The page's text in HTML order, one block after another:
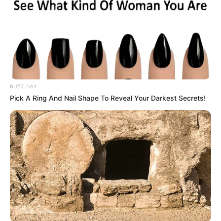
νοσηλευόταν διασωληνωμένη πέθανε το
Η αδελφή της συνεχίζει να νοσηλεύεται, αλλά
σε καλύτερη κατάσταση.
Στο σημείο είχαν σπεύσει άμεσα αστυνομικές
δυνάμεις που βοήθησαν στον απεγκλωβισμό
των δύο γυναικών, ισχυρές δυνάμεις της
πυροσβεστικής που έδωσαν σκληρή μάχη με
τις φλόγες και ασθενοφόρο του ΕΚΑΒ που τις
μετέφερε στο νοσοκομείο.
BUZZ DAY
Pick A Ring And Nail Shape To Reveal Your Darkest Secrets!